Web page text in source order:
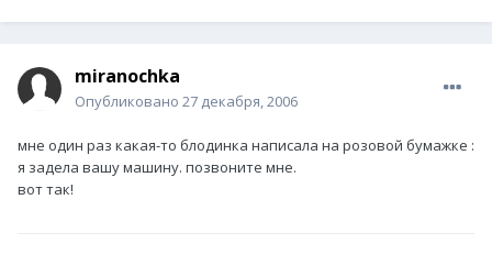
miranochka
Опубликовано 27 декабря, 2006
мне один раз какая-то блодинка написала на розовой бумажке :
я задела вашу машину. позвоните мне.
вот так!